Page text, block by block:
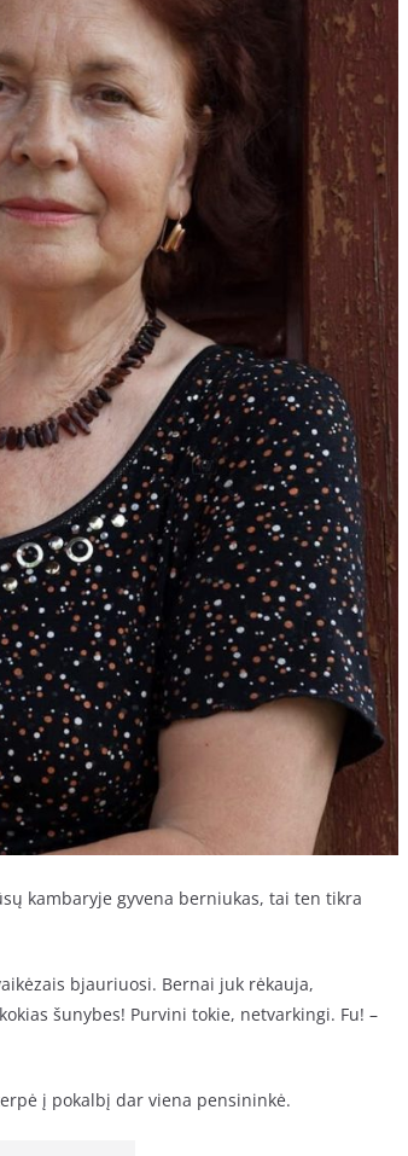
kambaryje gyvena berniukas, tai ten tikra
bjauriuosi. Bernai juk rėkauja,
šunybes! Purvini tokie, netvarkingi. Fu! –
į pokalbį dar viena pensininkė.